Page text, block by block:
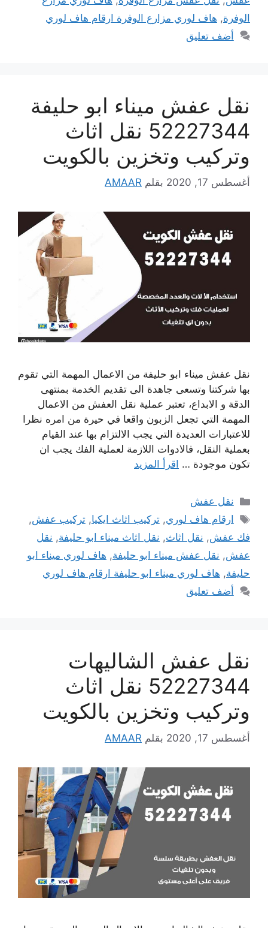
الوفرة, هاف لوري مزارع الوفرة ارقام هاف لوري
أضف تعليق
نقل عفش ميناء ابو حليفة
52227344 نقل اثاث
وتركيب وتخزين بالكويت
أغسطس 17, 2020 بقلم AMAAR
نقل عفش ميناء ابو حليفة من الاعمال المهمة التي تقوم
بها شركتنا وتسعى جاهدة الى تقديم الخدمة بمنتهى
الدقة و الابداع، تعتبر عملية نقل العفش من الاعمال
المهمة التي تجعل الزبون واقعا في حيرة من امره نظرا
للاعتبارات العديدة التي يجب الالتزام بها عند القيام
بعملية النقل، فالادوات اللازمة لعملية الفك يجب ان
تكون موجودة … اقرأ المزيد
التصنيفات
نقل عفش
الوسوم
ارقام هاف لوري,تركيب اثاث ايكيا,تركيب عفش,
فك عفش, نقل اثاث, نقل اثاث ميناء ابو حليفة, نقل
عفش, نقل عفش ميناء ابو حليفة, هاف لوري ميناء ابو
حليفة, هاف لوري ميناء ابو حليفة ارقام هاف لوري
أضف تعليق
نقل عفش الشاليهات
52227344 نقل اثاث
وتركيب وتخزين بالكويت
أغسطس 17, 2020 بقلم AMAAR